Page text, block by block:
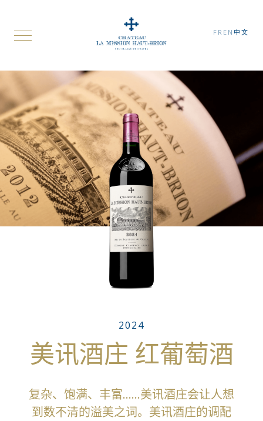
FR EN 中文
2024
美讯酒庄 红葡萄酒
复杂、饱满、丰富……美讯酒庄会让人想
到数不清的溢美之词。美讯酒庄的调配